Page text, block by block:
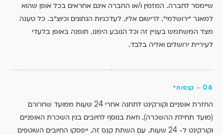
שיימסר לחברה. המזמין ו/או החברה אינם אחראים בכל אופן שהוא
למאגר “ירושלמי”, לרישום אליו, לעדכניות הנתונים וכיוצ”ב. כל טענה
מצד המשתמש בעניין זה וכל הנובע הימנו, תופנה באופן בלעדי
לעיריית ירושלים ואליה בלבד.
06
— קנסות*
החזרת אופניים וקורקינט לתחנה אחרי 24 שעות ממועד שחרורם
(מועד תחילת ההשכרה), וזאת בנוסף לחיובים בגין השכרת האופניים
וקורקינט ל- 24 שעות. עם השתת קנס זה, ייפסקו החיובים השוטפים